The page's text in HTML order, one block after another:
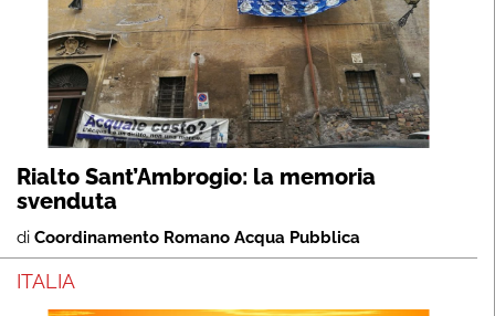
Rialto Sant’Ambrogio: la memoria
svenduta
di Coordinamento Romano Acqua Pubblica
ITALIA